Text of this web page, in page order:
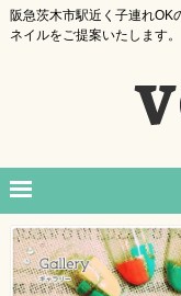
阪急茨木市駅近く子連れOK
ネイルをご提案いたします。